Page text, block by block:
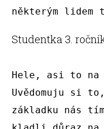
některým lidem
Studentka 3.
Hele, asi to na
Uvědomuju si
základku nás